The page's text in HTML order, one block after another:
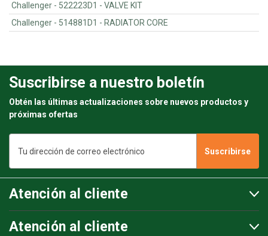
Challenger - 522223D1 - VALVE KIT
Challenger - 514881D1 - RADIATOR CORE
Suscribirse a nuestro boletín
Obtén las últimas actualizaciones sobre nuevos productos y
próximas ofertas
correo
electrónico
Atención al cliente
Atención al cliente